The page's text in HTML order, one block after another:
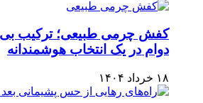
کفش چرمی طبیعی؛ ترکیب
دوام در یک انتخاب هوشمندانه
۱۸ خرداد ۱۴۰۴